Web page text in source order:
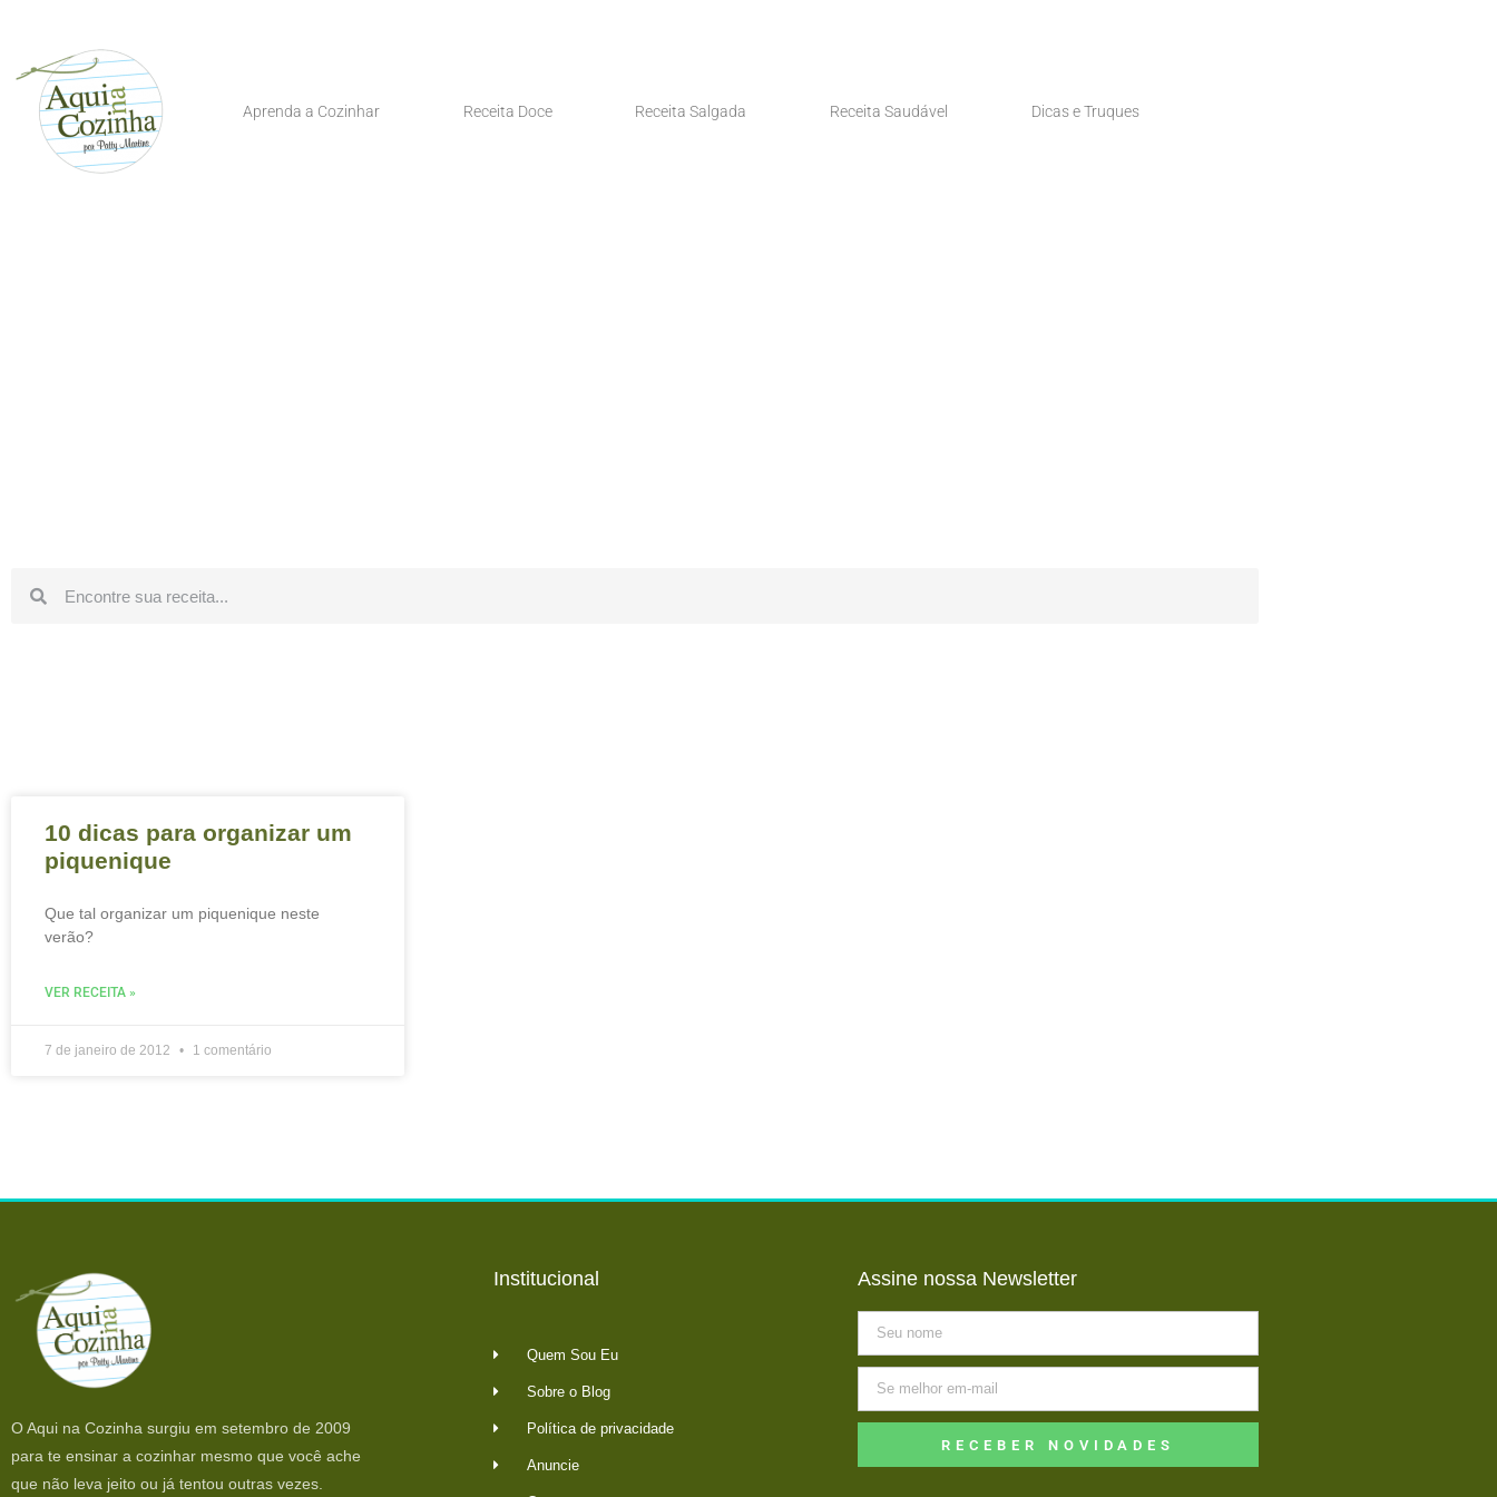
Aprenda a Cozinhar Receita Doce Receita Salgada Receita Saudável Dicas e Truques
10 dicas para organizar um
piquenique
Que tal organizar um piquenique neste
verão?
VER RECEITA »
7 de janeiro de 2012 1 comentário
O Aqui na Cozinha surgiu em setembro de 2009
para te ensinar a cozinhar mesmo que você ache
que não leva jeito ou já tentou outras vezes.
Institucional
Quem Sou Eu
Sobre o Blog
Política de privacidade
Anuncie
Assine nossa Newsletter
RECEBER NOVIDADES